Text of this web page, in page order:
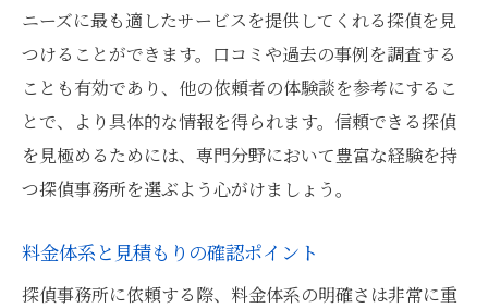
ニーズに最も適したサービスを提供してくれる探偵を見
つけることができます。口コミや過去の事例を調査する
ことも有効であり、他の依頼者の体験談を参考にするこ
とで、より具体的な情報を得られます。信頼できる探偵
を見極めるためには、専門分野において豊富な経験を持
つ探偵事務所を選ぶよう心がけましょう。
料金体系と見積もりの確認ポイント
探偵事務所に依頼する際、料金体系の明確さは非常に重